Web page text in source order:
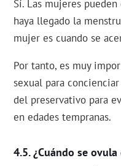
Sí. Las mujeres
haya llegado la
mujer es cuando se
Por tanto, es muy
sexual para
del preservativo para
en edades tempranas.
¿Cuándo se